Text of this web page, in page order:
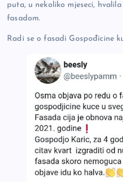
puta, u nekoliko mjeseci,
fasadom.
Radi se o fasadi Gospođicine